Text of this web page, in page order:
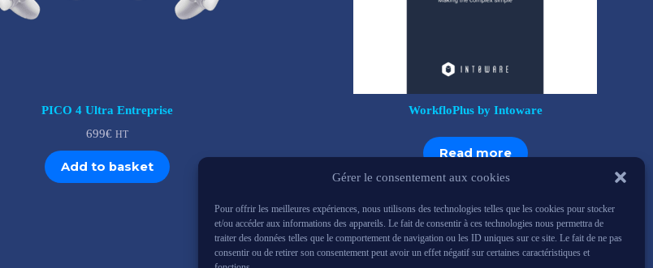
Gérer le consentement aux cookies
Pour offrir les meilleures expériences, nous utilisons des technologies telles que les cookies pour stocker
et/ou accéder aux informations des appareils. Le fait de consentir à ces technologies nous permettra de
traiter des données telles que le comportement de navigation ou les ID uniques sur ce site. Le fait de ne pas
consentir ou de retirer son consentement peut avoir un effet négatif sur certaines caractéristiques et
PICO 4 Ultra Entreprise
699€ HT
Add to basket
WorkfloPlus by Intoware
Read more